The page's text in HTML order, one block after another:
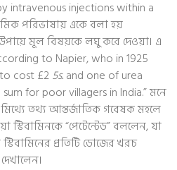
intravenous injections within a
পরিভাষায় একে বলা হয়
মূল বিষয়কে লঘু করে দেওয়া। এ
to Napier, who in 1925
cost £25s.and one of urea
for poor villagers in India.” মনে
তথ্য আন্তর্জাতিক গবেষক মহলে
“পেটেন্টেড” বললেন, যা
প্রতিটি ডোজের খরচ